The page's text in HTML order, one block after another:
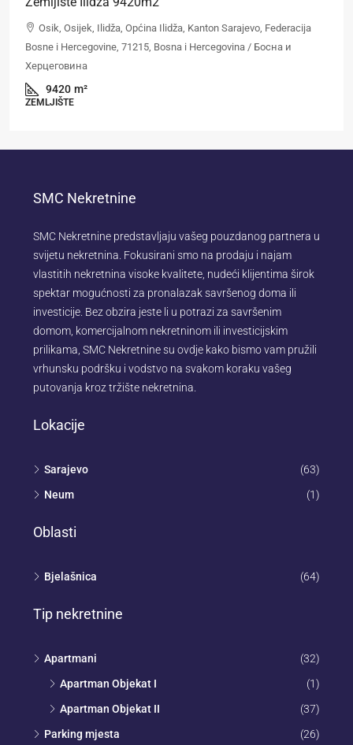
Osik, Osijek, Ilidža, Općina Ilidža, Kanton Sarajevo, Federacija
Bosne i Hercegovine, 71215, Bosna i Hercegovina / Босна и
Херцеговина
9420 m²
ZEMLJIŠTE
SMC Nekretnine
SMC Nekretnine predstavljaju vašeg pouzdanog partnera u
svijetu nekretnina. Fokusirani smo na prodaju i najam
vlastitih nekretnina visoke kvalitete, nudeći klijentima širok
spektar mogućnosti za pronalazak savršenog doma ili
investicije. Bez obzira jeste li u potrazi za savršenim
domom, komercijalnom nekretninom ili investicijskim
prilikama, SMC Nekretnine su ovdje kako bismo vam pružili
vrhunsku podršku i vodstvo na svakom koraku vašeg
putovanja kroz tržište nekretnina.
Lokacije
Sarajevo
(63)
Neum
(1)
Oblasti
Bjelašnica (64)
Tip nekretnine
Apartmani
(32)
Apartman Objekat I
(1)
Apartman Objekat II
(37)
Parking mjesta
(26)